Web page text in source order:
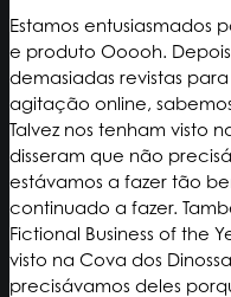
Estamos entusiasmados
e produto Ooooh.
demasiadas revistas
agitação online,
Talvez nos tenham visto
disseram que não
estávamos a fazer tão
continuado a fazer.
Fictional Business of the
visto na Cova dos
precisávamos deles